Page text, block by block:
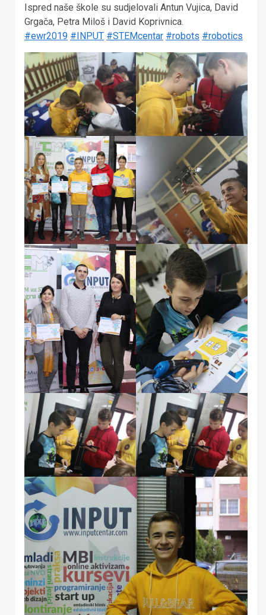
Ispred naše škole su sudjelovali Antun Vujica, David
Grgača, Petra Miloš i David Koprivnica.
#ewr2019 #INPUT #STEMcentar #robots #robotics